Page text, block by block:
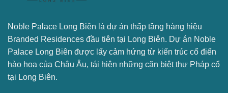
Noble Palace Long Biên là dự án thấp tầng hàng hiệu
Branded Residences đầu tiên tại Long Biên. Dự án Noble
Palace Long Biên được lấy cảm hứng từ kiến trúc cổ điển
hào hoa của Châu Âu, tái hiện những căn biệt thự Pháp cổ
tại Long Biên.